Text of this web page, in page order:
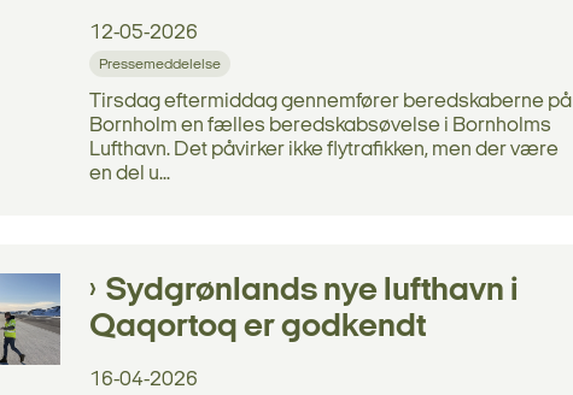
12-05-2026
Pressemeddelelse
Tirsdag eftermiddag gennemfører beredskaberne på
Bornholm en fælles beredskabsøvelse i Bornholms
Lufthavn. Det påvirker ikke flytrafikken, men der være
en del u...
Sydgrønlands nye lufthavn i
Qaqortoq er godkendt
16-04-2026